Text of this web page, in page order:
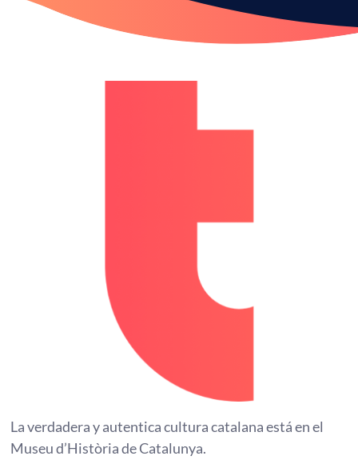
La verdadera y autentica cultura catalana está en el
Museu d’Història de Catalunya.